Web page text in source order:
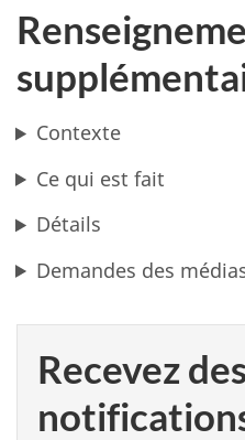
Contexte
Ce qui est fait
Détails
Demandes des
Recevez des